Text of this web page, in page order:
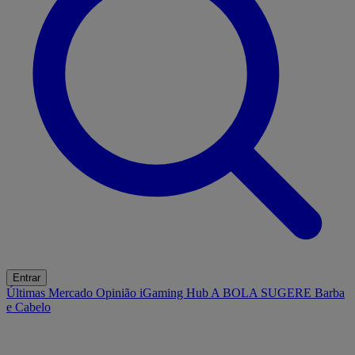
Entrar
Últimas Mercado Opinião iGaming Hub A BOLA SUGERE Barba
e Cabelo